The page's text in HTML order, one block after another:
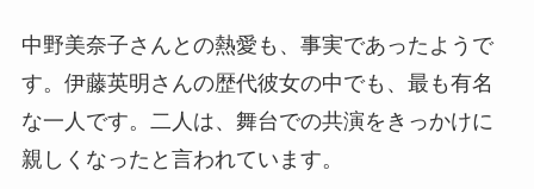
中野美奈子さんとの熱愛も、事実であったようで
す。伊藤英明さんの歴代彼女の中でも、最も有名
な一人です。二人は、舞台での共演をきっかけに
親しくなったと言われています。